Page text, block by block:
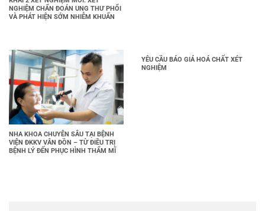
NGHIỆM CHẨN ĐOÁN UNG THƯ PHỔI
VÀ PHÁT HIỆN SỚM NHIỄM KHUẨN
NHA KHOA CHUYÊN SÂU TẠI BỆNH
VIỆN ĐKKV VÂN ĐỒN – TỪ ĐIỀU TRỊ
BỆNH LÝ ĐẾN PHỤC HÌNH THẨM MĨ
YÊU CẦU BÁO GIÁ HOÁ CHẤT XÉT
NGHIỆM